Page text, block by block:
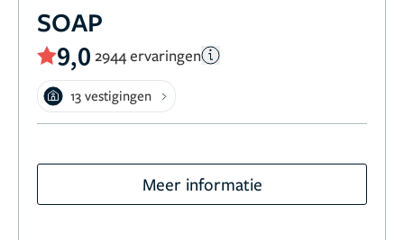
SOAP
9,0 2944 ervaringen
13 vestigingen
Meer informatie